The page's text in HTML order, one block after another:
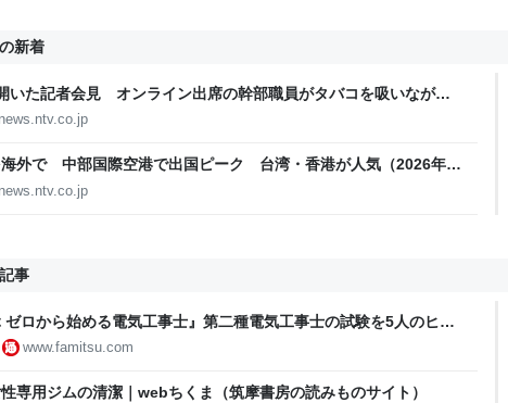
新着
いた記者会見 オンライン出席の幹部職員がタバコを吸いながら
人から聞き取りを進める 秋田（2026年8月7日掲載）｜ABS
news.ntv.co.jp
海外で 中部国際空港で出国ピーク 台湾・香港が人気（2026年8
｜中京テレビNEWS NNN
news.ntv.co.jp
事
ゼロから始める電気工事士』第二種電気工事士の試験を5人のヒロ
青春しながら“過去問1000問”や“本番形式CBT模擬試験”で本格的
www.famitsu.com
専用ジムの清潔｜webちくま（筑摩書房の読みものサイト）